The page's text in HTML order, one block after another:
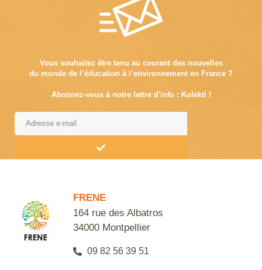
Vous souhaitez être tenu au courant des nouvelles
du monde de l’éducation à l’environnement en France ?
Abonnez-vous à notre lettre d'info : Kolekti !
FRENE
164 rue des Albatros
34000 Montpellier
09 82 56 39 51